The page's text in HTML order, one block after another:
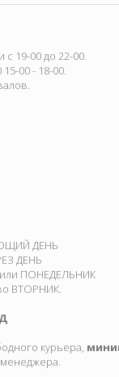
19-00 до 22-00.
00 - 18-00.
ДЕНЬ
ДЕНЬ
или ПОНЕДЕЛЬНИК
ВТОРНИК.
курьера,
менеджера.